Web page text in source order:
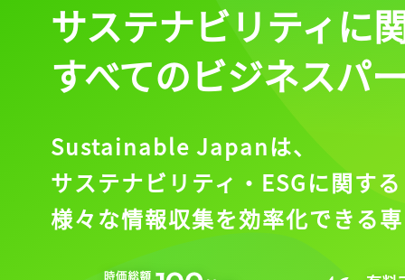
サステナビリティに
すべてのビジネスパ
Sustainable Japanは、
サステナビリティ・ESGに関する
様々な情報収集を効率化できる